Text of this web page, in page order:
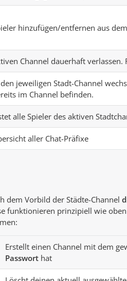
hinzufügen/entfernen aus
Channel dauerhaft
jeweiligen Stadt-Channel
im Channel befinden.
alle Spieler des aktiven
aller Chat-Präfixe
dem Vorbild der Städte-Channel
funktionieren prinzipiell wie
Erstellt einen Channel mit dem
Passwort hat